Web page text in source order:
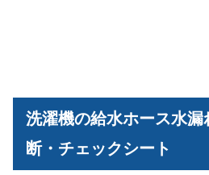
洗濯機の給水ホース水漏
断・チェックシート